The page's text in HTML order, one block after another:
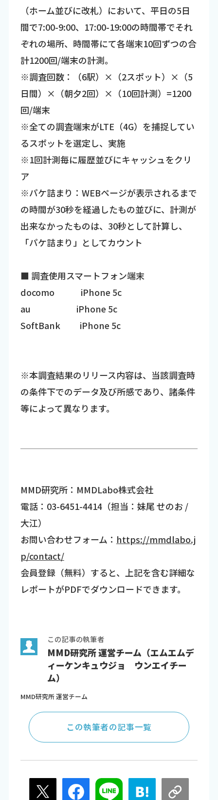
（ホーム並びに改札）において、平日の5日
間で7:00-9:00、17:00-19:00の時間帯でそれ
ぞれの場所、時間帯にて各端末10回ずつの合
計1200回/端末の計測。
※調査回数：（6駅）×（2スポット）×（5
日間）×（朝夕2回）×（10回計測）=1200
回/端末
※全ての調査端末がLTE（4G）を捕捉してい
るスポットを選定し、実施
※1回計測毎に履歴並びにキャッシュをクリ
ア
※パケ詰まり：WEBページが表示されるまで
の時間が30秒を経過したもの並びに、計測が
出来なかったものは、30秒として計算し、
「パケ詰まり」としてカウント
■ 調査使用スマートフォン端末
docomo iPhone 5c
au iPhone 5c
SoftBank iPhone 5c
※本調査結果のリリース内容は、当該調査時
の条件下でのデータ及び所感であり、諸条件
等によって異なります。
MMD研究所：MMDLabo株式会社
電話：03-6451-4414（担当：妹尾 せのお /
大江）
お問い合わせフォーム： https://mmdlabo.j
p/contact/
会員登録（無料）すると、上記を含む詳細な
レポートがPDFでダウンロードできます。
この記事の執筆者
MMD研究所 運営チーム（エムエムデ
ィーケンキュウジョ ウンエイチー
ム）
MMD研究所 運営チーム
この執筆者の記事一覧